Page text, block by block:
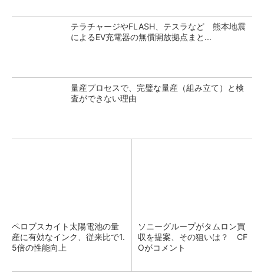
テラチャージやFLASH、テスラなど 熊本地震
によるEV充電器の無償開放拠点まと...
量産プロセスで、完璧な量産（組み立て）と検
査ができない理由
ペロブスカイト太陽電池の量
産に有効なインク、従来比で1.
5倍の性能向上
ソニーグループがタムロン買
収を提案、その狙いは？ CF
Oがコメント